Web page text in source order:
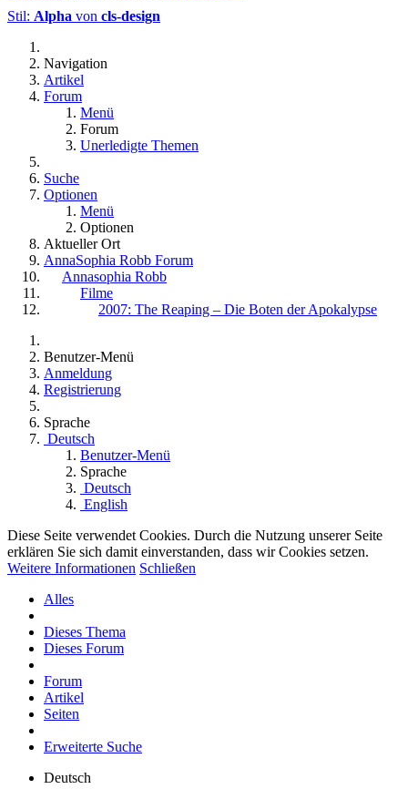
Stil: Alpha von cls-design
Navigation
Artikel
Forum
Menü
Forum
Unerledigte Themen
Suche
Optionen
Menü
Optionen
Aktueller Ort
AnnaSophia Robb Forum
Annasophia Robb
Filme
2007: The Reaping – Die Boten der Apokalypse
Benutzer-Menü
Anmeldung
Registrierung
Sprache
Deutsch
Benutzer-Menü
Sprache
Deutsch
English
Diese Seite verwendet Cookies. Durch die Nutzung unserer Seite
erklären Sie sich damit einverstanden, dass wir Cookies setzen.
Weitere Informationen Schließen
Alles
Dieses Thema
Dieses Forum
Forum
Artikel
Seiten
Erweiterte Suche
Deutsch